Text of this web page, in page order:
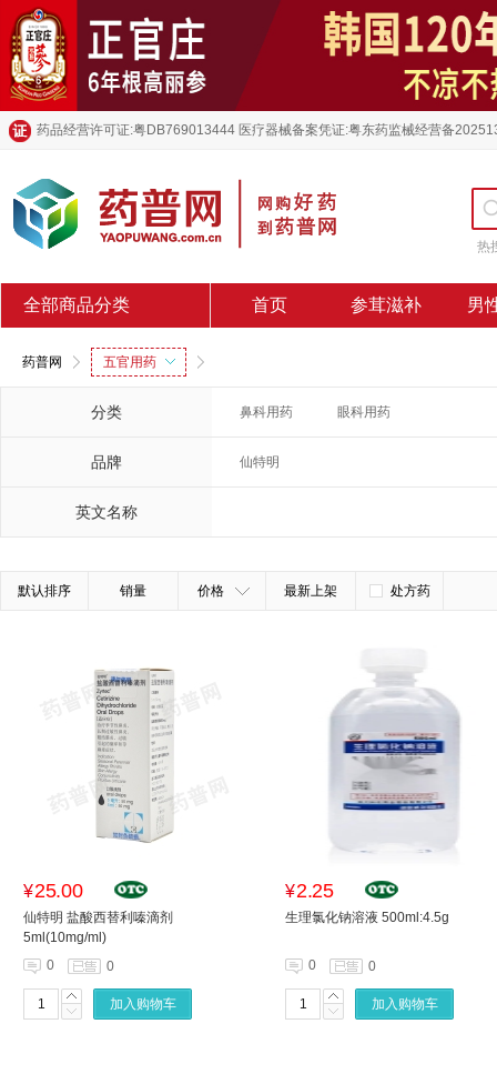
药品经营许可证:粤DB769013444 医疗器械备案凭证:粤东药监械经营备
热
全部商品分类 首页 参茸滋补 男
药普网 五官用药
分类 鼻科用药 眼科用药
品牌 仙特明
英文名称
默认排序 销量 价格 最新上架 处方药
¥25.00
仙特明 盐酸西替利嗪滴剂
5ml(10mg/ml)
0
0
加入购物车
¥2.25
生理氯化钠溶液 500ml:4.5g
0 0
加入购物车